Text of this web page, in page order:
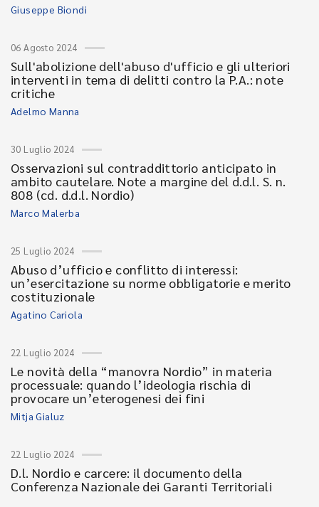
Giuseppe Biondi
06 Agosto 2024
Sull'abolizione dell'abuso d'ufficio e gli ulteriori
interventi in tema di delitti contro la P.A.: note
critiche
Adelmo Manna
30 Luglio 2024
Osservazioni sul contraddittorio anticipato in
ambito cautelare. Note a margine del d.d.l. S. n.
808 (cd. d.d.l. Nordio)
Marco Malerba
25 Luglio 2024
Abuso d’ufficio e conflitto di interessi:
un’esercitazione su norme obbligatorie e merito
costituzionale
Agatino Cariola
22 Luglio 2024
Le novità della “manovra Nordio” in materia
processuale: quando l’ideologia rischia di
provocare un’eterogenesi dei fini
Mitja Gialuz
22 Luglio 2024
D.l. Nordio e carcere: il documento della
Conferenza Nazionale dei Garanti Territoriali